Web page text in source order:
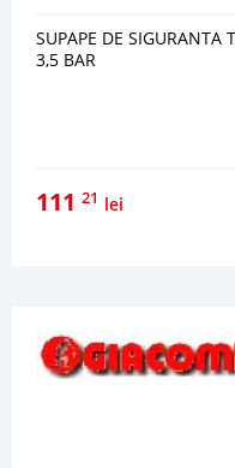
SUPAPE DE
3,5 BAR
111 21 lei